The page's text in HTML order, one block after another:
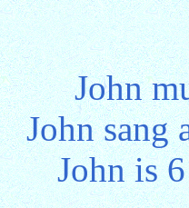
John
John
John is